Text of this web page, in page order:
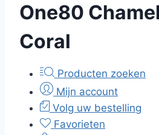
One80
Coral
Producten zoeken
Mijn account
Volg uw bestelling
Favorieten